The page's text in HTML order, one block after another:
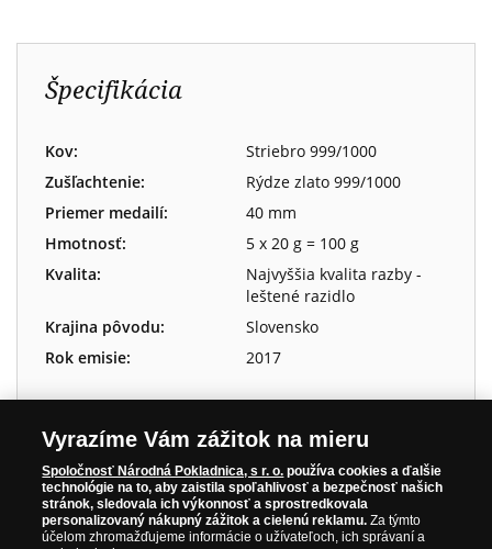
Špecifikácia
Kov:
Striebro 999/1000
Zušľachtenie:
Rýdze zlato 999/1000
Priemer medailí:
40 mm
Hmotnosť:
5 x 20 g = 100 g
Kvalita:
Najvyššia kvalita razby -
leštené razidlo
Krajina pôvodu:
Slovensko
Rok emisie:
2017
Vážený zákazník,
Je nám ľúto, ale produkt jevypredaný.
Vyrazíme Vám zážitok na mieru
Spoločnosť Národná Pokladnica, s r. o. používa cookies a ďalšie
technológie na to, aby zaistila spoľahlivosť a bezpečnosť našich
stránok, sledovala ich výkonnosť a sprostredkovala
personalizovaný nákupný zážitok a cielenú reklamu. Za týmto
účelom zhromažďujeme informácie o užívateľoch, ich správaní a